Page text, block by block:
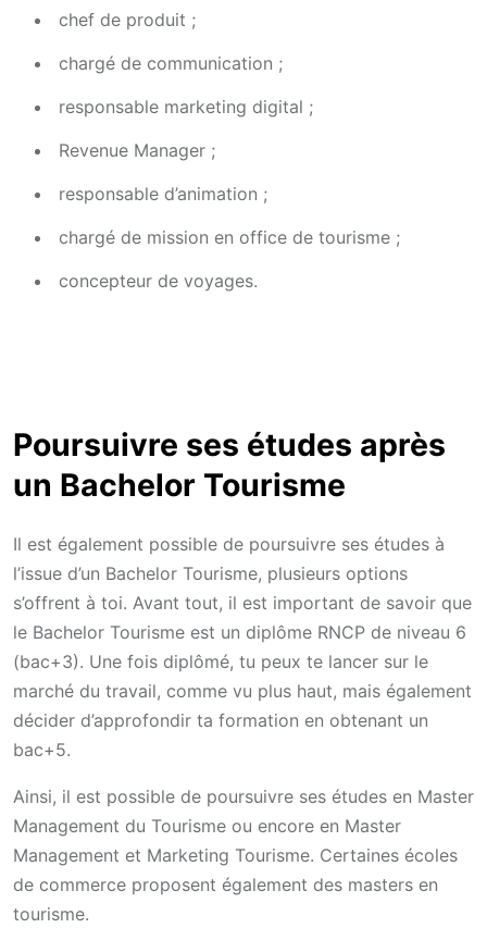
chef de produit ;
chargé de communication ;
responsable marketing digital ;
Revenue Manager ;
responsable d’animation ;
chargé de mission en office de tourisme ;
concepteur de voyages.
Poursuivre ses études après
un Bachelor Tourisme
Il est également possible de poursuivre ses études à
l’issue d’un Bachelor Tourisme, plusieurs options
s’offrent à toi. Avant tout, il est important de savoir que
le Bachelor Tourisme est un diplôme RNCP de niveau 6
(bac+3). Une fois diplômé, tu peux te lancer sur le
marché du travail, comme vu plus haut, mais également
décider d’approfondir ta formation en obtenant un
bac+5.
Ainsi, il est possible de poursuivre ses études en Master
Management du Tourisme ou encore en Master
Management et Marketing Tourisme. Certaines écoles
de commerce proposent également des masters en
tourisme.